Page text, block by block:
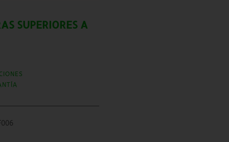
SUPERIORES A